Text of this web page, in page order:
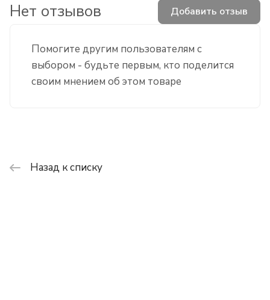
Помогите другим пользователям с
выбором - будьте первым, кто поделится
своим мнением об этом товаре
Нет отзывов Добавить отзыв
Назад к списку